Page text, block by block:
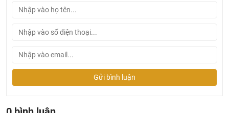
Gửi bình luận